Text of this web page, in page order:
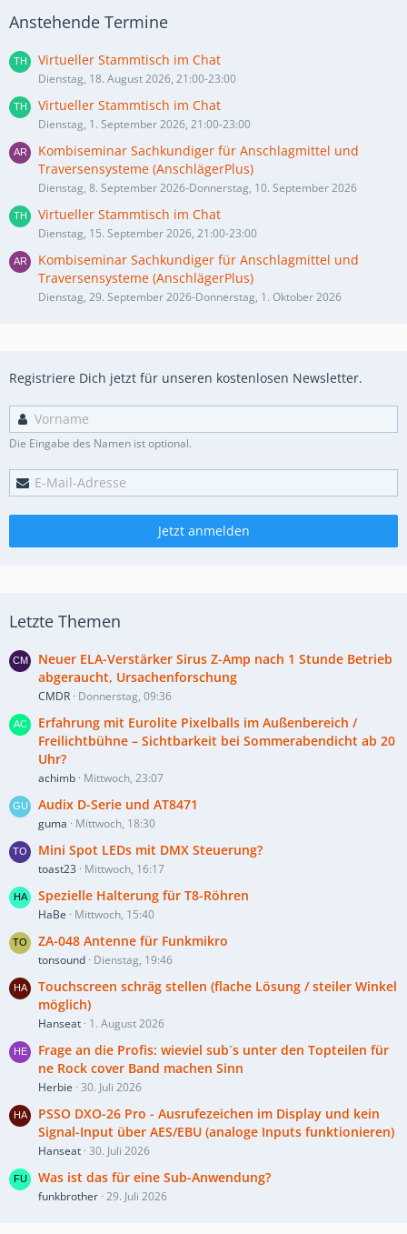
Anstehende Termine
Virtueller Stammtisch im Chat
Dienstag, 18. August 2026, 21:00-23:00
Virtueller Stammtisch im Chat
Dienstag, 1. September 2026, 21:00-23:00
Kombiseminar Sachkundiger für Anschlagmittel und
Traversensysteme (AnschlägerPlus)
Dienstag, 8. September 2026-Donnerstag, 10. September 2026
Virtueller Stammtisch im Chat
Dienstag, 15. September 2026, 21:00-23:00
Kombiseminar Sachkundiger für Anschlagmittel und
Traversensysteme (AnschlägerPlus)
Dienstag, 29. September 2026-Donnerstag, 1. Oktober 2026
Registriere Dich jetzt für unseren kostenlosen Newsletter.
Die Eingabe des Namen ist optional.
Jetzt anmelden
Letzte Themen
Neuer ELA-Verstärker Sirus Z-Amp nach 1 Stunde Betrieb
abgeraucht, Ursachenforschung
CMDR Donnerstag, 09:36
Erfahrung mit Eurolite Pixelballs im Außenbereich /
Freilichtbühne – Sichtbarkeit bei Sommerabendicht ab 20
Uhr?
achimb Mittwoch, 23:07
Audix D-Serie und AT8471
guma Mittwoch, 18:30
Mini Spot LEDs mit DMX Steuerung?
toast23 Mittwoch, 16:17
Spezielle Halterung für T8-Röhren
HaBe Mittwoch, 15:40
ZA-048 Antenne für Funkmikro
tonsound Dienstag, 19:46
Touchscreen schräg stellen (flache Lösung / steiler Winkel
möglich)
Hanseat 1. August 2026
Frage an die Profis: wieviel sub´s unter den Topteilen für
ne Rock cover Band machen Sinn
Herbie 30. Juli 2026
PSSO DXO-26 Pro - Ausrufezeichen im Display und kein
Signal-Input über AES/EBU (analoge Inputs funktionieren)
Hanseat 30. Juli 2026
Was ist das für eine Sub-Anwendung?
funkbrother 29. Juli 2026